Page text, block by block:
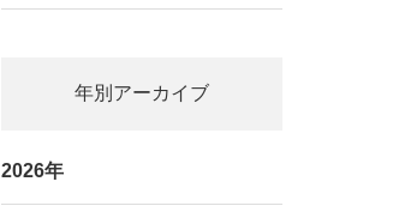
年別アーカイブ
2026年